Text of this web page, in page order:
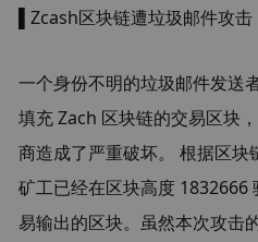
▌Zcash区块链遭垃圾邮件攻
一个身份不明的垃圾邮件发送
填充 Zach 区块链的交易区块
商造成了严重破坏。 根据区
矿工已经在区块高度 1832666
易输出的区块。虽然本次攻击